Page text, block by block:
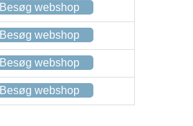
Besøg webshop
Besøg webshop
Besøg webshop
Besøg webshop